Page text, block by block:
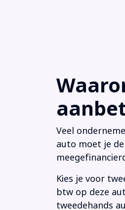
Veel
auto moet je
Kies je voor
btw op deze
tweedehands